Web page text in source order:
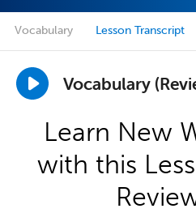
Vocabulary Lesson Transcript
Vocabulary
Learn New
with this